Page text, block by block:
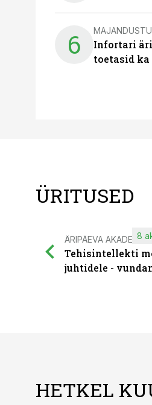
6
Infortari
toetasid
ÜRITUSED
ÄRIPÄEVA AKADEEMIA
Tehisintellekti
juhtidele -
8
HETKEL